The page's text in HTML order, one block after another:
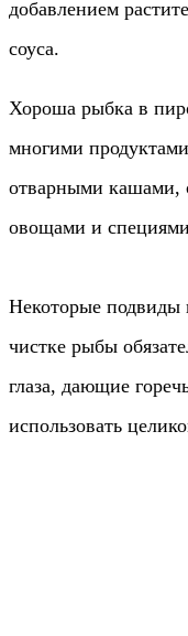
добавлением
соуса.
Хороша рыбка в
многими
отварными
овощами и
Некоторые подвиды
чистке рыбы
глаза, дающие
использовать